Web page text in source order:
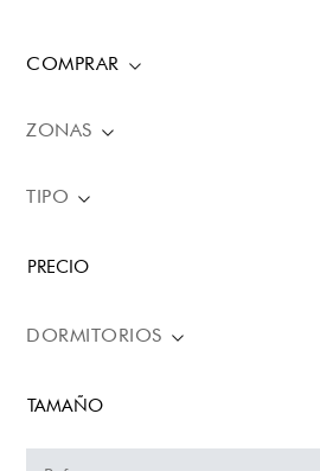
COMPRAR
ZONAS
TIPO
PRECIO
DORMITORIOS
TAMAÑO